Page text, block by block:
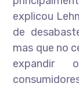
explicou
de
mas que no
expandir